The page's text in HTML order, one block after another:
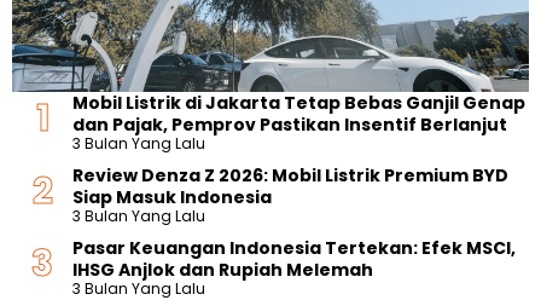
Mobil Listrik di Jakarta Tetap Bebas Ganjil Genap
dan Pajak, Pemprov Pastikan Insentif Berlanjut
3 Bulan Yang Lalu
Review Denza Z 2026: Mobil Listrik Premium BYD
Siap Masuk Indonesia
3 Bulan Yang Lalu
Pasar Keuangan Indonesia Tertekan: Efek MSCI,
IHSG Anjlok dan Rupiah Melemah
3 Bulan Yang Lalu